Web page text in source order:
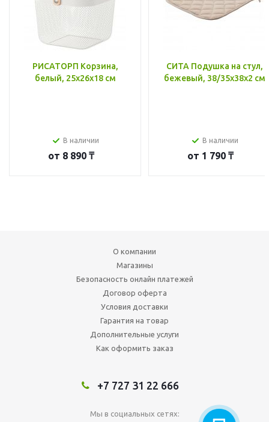
РИСАТОРП Корзина,
белый, 25x26x18 см
В наличии
от 8 890 ₸
СИТА Подушка на стул,
бежевый, 38/35x38x2 см
В наличии
от 1 790 ₸
О компании
Магазины
Безопасность онлайн платежей
Договор оферта
Условия доставки
Гарантия на товар
Дополнительные услуги
Как оформить заказ
+7 727 31 22 666
Мы в социальных сетях: